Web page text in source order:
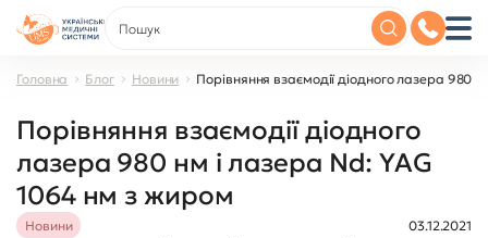
Головна Блог Новини Порівняння взаємодії діодного лазера 980
Порівняння взаємодії діодного
лазера 980 нм і лазера Nd: YAG
1064 нм з жиром
Новини 03.12.2021